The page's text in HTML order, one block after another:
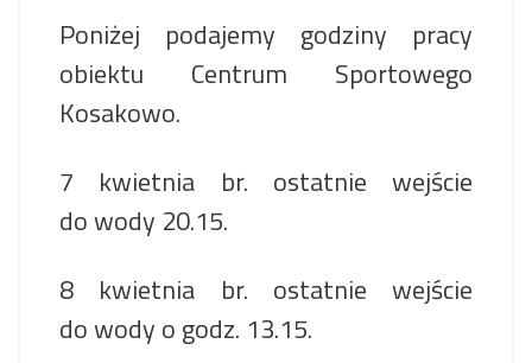
Poniżej podajemy godziny pracy
obiektu Centrum Sportowego
Kosakowo.
7 kwietnia br. ostatnie wejście
do wody 20.15.
8 kwietnia br. ostatnie wejście
do wody o godz. 13.15.